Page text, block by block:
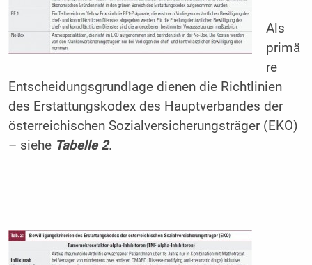
Als
primä
re
Entscheidungsgrundlage dienen die Richtlinien
des Erstattungskodex des Hauptverbandes der
österreichischen Sozialversicherungsträger (EKO)
– siehe Tabelle2.